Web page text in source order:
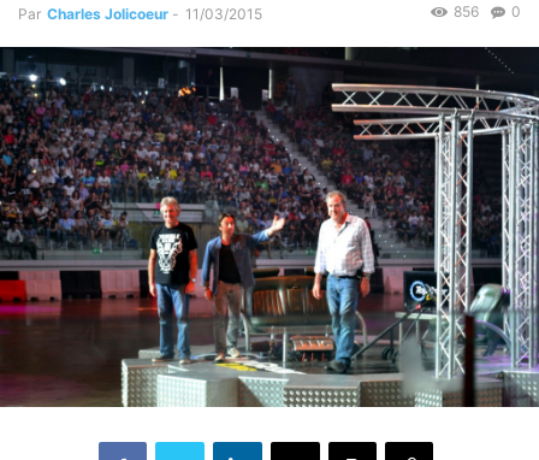
Par Charles Jolicoeur - 11/03/2015 0
856